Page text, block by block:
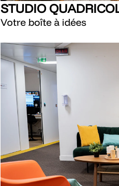
STUDIO
Votre boîte à idées